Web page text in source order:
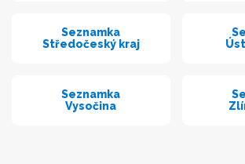
Seznamka
Středočeský kraj
Seznamka
Vysočina